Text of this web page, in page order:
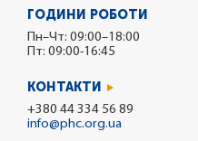
ГОДИНИ РОБОТИ
Пн–Чт: 09:00–18:00
Пт: 09:00-16:45
КОНТАКТИ
+380 44 334 56 89
info@phc.org.ua